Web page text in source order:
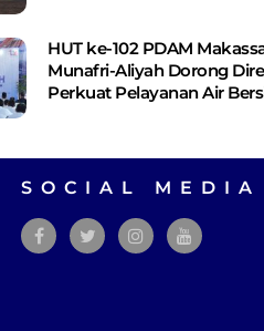
HUT ke-102 PDAM
Munafri-Aliyah Dorong
Perkuat Pelayanan Air
SOCIAL MEDIA